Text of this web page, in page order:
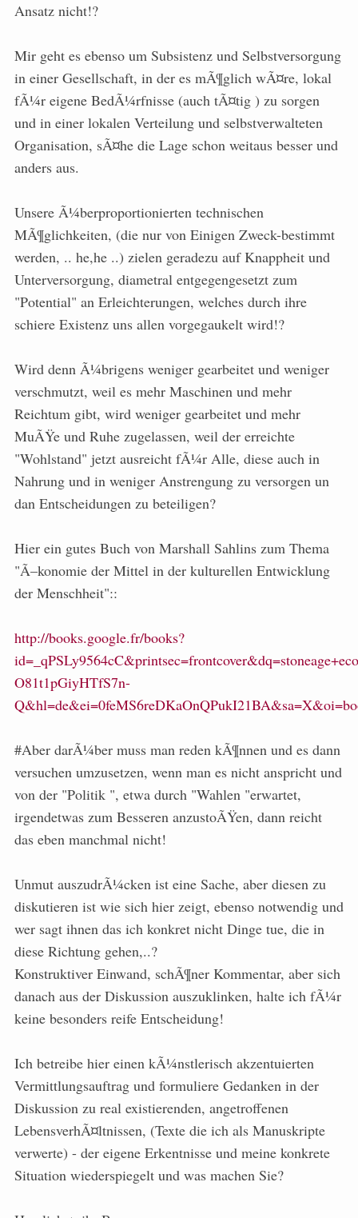
Ansatz nicht!?
Mir geht es ebenso um Subsistenz und Selbstversorgung
in einer Gesellschaft, in der es mÃ¶glich wÃ¤re, lokal
fÃ¼r eigene BedÃ¼rfnisse (auch tÃ¤tig ) zu sorgen
und in einer lokalen Verteilung und selbstverwalteten
Organisation, sÃ¤he die Lage schon weitaus besser und
anders aus.
Unsere Ã¼berproportionierten technischen
MÃ¶glichkeiten, (die nur von Einigen Zweck-bestimmt
werden, .. he,he ..) zielen geradezu auf Knappheit und
Unterversorgung, diametral entgegengesetzt zum
"Potential" an Erleichterungen, welches durch ihre
schiere Existenz uns allen vorgegaukelt wird!?
Wird denn Ã¼brigens weniger gearbeitet und weniger
verschmutzt, weil es mehr Maschinen und mehr
Reichtum gibt, wird weniger gearbeitet und mehr
MuÃŸe und Ruhe zugelassen, weil der erreichte
"Wohlstand" jetzt ausreicht fÃ¼r Alle, diese auch in
Nahrung und in weniger Anstrengung zu versorgen un
dan Entscheidungen zu beteiligen?
Hier ein gutes Buch von Marshall Sahlins zum Thema
"Ã–konomie der Mittel in der kulturellen Entwicklung
der Menschheit"::
http://books.google.fr/books?
O81t1pGiyHTfS7n-
#Aber darÃ¼ber muss man reden kÃ¶nnen und es dann
versuchen umzusetzen, wenn man es nicht anspricht und
von der "Politik ", etwa durch "Wahlen "erwartet,
irgendetwas zum Besseren anzustoÃŸen, dann reicht
das eben manchmal nicht!
Unmut auszudrÃ¼cken ist eine Sache, aber diesen zu
diskutieren ist wie sich hier zeigt, ebenso notwendig und
wer sagt ihnen das ich konkret nicht Dinge tue, die in
diese Richtung gehen,..?
Konstruktiver Einwand, schÃ¶ner Kommentar, aber sich
danach aus der Diskussion auszuklinken, halte ich fÃ¼r
keine besonders reife Entscheidung!
Ich betreibe hier einen kÃ¼nstlerisch akzentuierten
Vermittlungsauftrag und formuliere Gedanken in der
Diskussion zu real existierenden, angetroffenen
LebensverhÃ¤ltnissen, (Texte die ich als Manuskripte
verwerte) - der eigene Erkentnisse und meine konkrete
Situation wiederspiegelt und was machen Sie?